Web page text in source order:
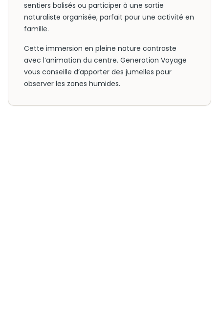
sentiers balisés ou participer à une sortie
naturaliste organisée, parfait pour une activité en
famille.
Cette immersion en pleine nature contraste
avec l’animation du centre. Generation Voyage
vous conseille d’apporter des jumelles pour
observer les zones humides.